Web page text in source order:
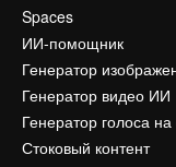
Spaces
ИИ-помощник
Генератор
Генератор видео ИИ
Генератор голоса
Стоковый контент